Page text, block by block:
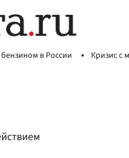
в России Кризис с